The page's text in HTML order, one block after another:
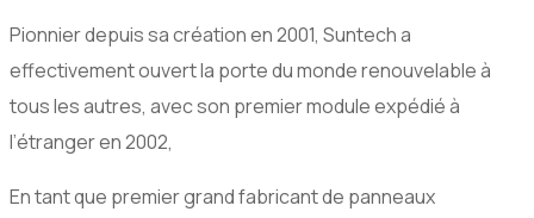
Pionnier depuis sa création en 2001, Suntech a
effectivement ouvert la porte du monde renouvelable à
tous les autres, avec son premier module expédié à
l’étranger en 2002,
En tant que premier grand fabricant de panneaux